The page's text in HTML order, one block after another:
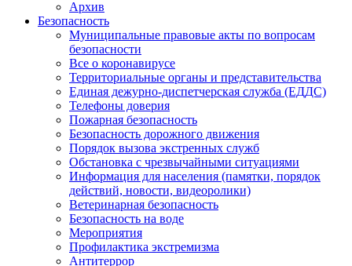
Архив
Безопасность
Муниципальные правовые акты по вопросам
безопасности
Все о коронавирусе
Территориальные органы и представительства
Единая дежурно-диспетчерская служба (ЕДДС)
Телефоны доверия
Пожарная безопасность
Безопасность дорожного движения
Порядок вызова экстренных служб
Обстановка с чрезвычайными ситуациями
Информация для населения (памятки, порядок
действий, новости, видеоролики)
Ветеринарная безопасность
Безопасность на воде
Мероприятия
Профилактика экстремизма
Антитеррор